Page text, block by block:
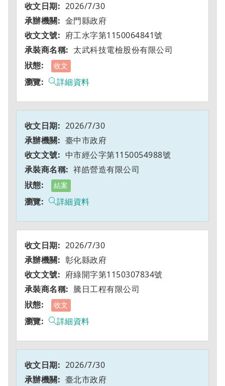
2026/7/30
金門縣政府
府工水字第1150064841號
太武科技電檢股份有限公司
收文
詳細資料
2026/7/30
臺中市政府
中市經公字第1150054988號
祥皓營造有限公司
結案
詳細資料
2026/7/30
彰化縣政府
府綠開字第1150307834號
騰日工程有限公司
收文
詳細資料
2026/7/30
臺北市政府